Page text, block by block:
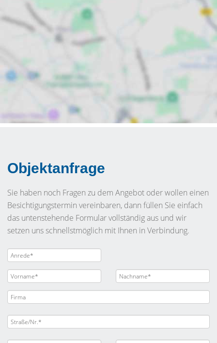
Objektanfrage
Sie haben noch Fragen zu dem Angebot oder wollen einen
Besichtigungstermin vereinbaren, dann füllen Sie einfach
das untenstehende Formular vollständig aus und wir
setzen uns schnellstmöglich mit Ihnen in Verbindung.